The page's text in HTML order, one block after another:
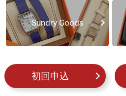
Sundry Goods
初回申込